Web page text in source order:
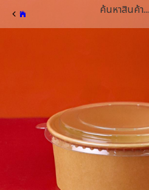
ค้นหาสินค้า...